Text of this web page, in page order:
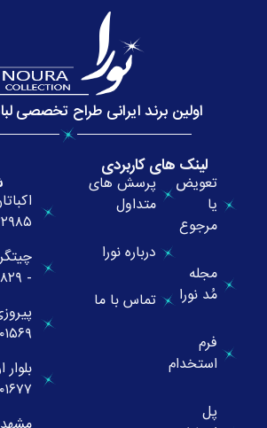
اولین برند ایرانی طراح تخصصی
لینک های کاربردی
تعویض
یا
مرجوع
مجله
مُد نورا
فرم
استخدام
پل
پرسش های
متداول
درباره نورا
تماس با ما
- ۴۴۷۶۹۸۲۹